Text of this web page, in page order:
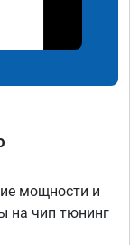
мощности и
на чип тюнинг